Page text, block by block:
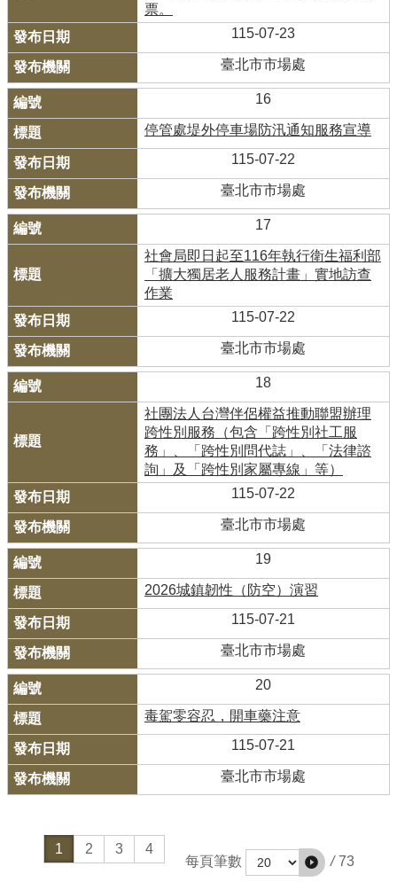
票。
115-07-23
臺北市市場處
16
停管處堤外停車場防汛通知服務宣導
115-07-22
臺北市市場處
17
社會局即日起至116年執行衛生福利部
「擴大獨居老人服務計畫」實地訪查
作業
115-07-22
臺北市市場處
18
社團法人台灣伴侶權益推動聯盟辦理
跨性別服務（包含「跨性別社工服
務」、「跨性別問代誌」、「法律諮
詢」及「跨性別家屬專線」等）
115-07-22
臺北市市場處
19
2026城鎮韌性（防空）演習
115-07-21
臺北市市場處
20
毒駕零容忍，開車藥注意
115-07-21
臺北市市場處
1 2 3
4
每頁筆數
/ 73